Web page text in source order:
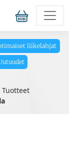
liikelahjat
Tuotteet